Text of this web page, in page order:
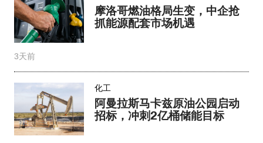
摩洛哥燃油格局生变，中企抢
抓能源配套市场机遇
3天前
化工
阿曼拉斯马卡兹原油公园启动
招标，冲刺2亿桶储能目标